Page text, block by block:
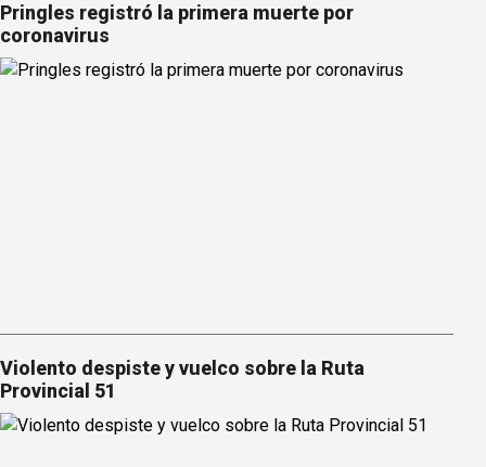
Pringles registró la primera muerte por
coronavirus
Violento despiste y vuelco sobre la Ruta
Provincial 51